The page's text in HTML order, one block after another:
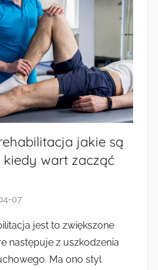
jakie są
wart zacząć
07
z
e
z
jest to zwiększone
następuje z uszkodzenia
Ma ono styl